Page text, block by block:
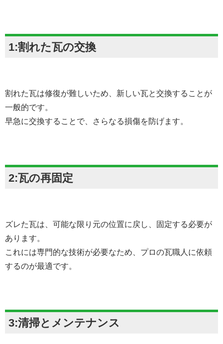
1:割れた瓦の交換
割れた瓦は修復が難しいため、新しい瓦と交換することが
一般的です。
早急に交換することで、さらなる損傷を防げます。
2:瓦の再固定
ズレた瓦は、可能な限り元の位置に戻し、固定する必要が
あります。
これには専門的な技術が必要なため、プロの瓦職人に依頼
するのが最適です。
3:清掃とメンテナンス